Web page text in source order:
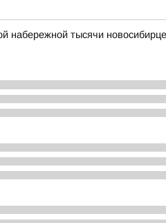
набережной тысячи